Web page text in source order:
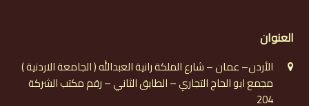
العنوان
الأردن– عمان – شارع الملكة رانية العبدالله ( الجامعة الاردنية )
مجمع ابو الحاج التجاري – الطابق الثاني – رقم مكتب الشركة
204